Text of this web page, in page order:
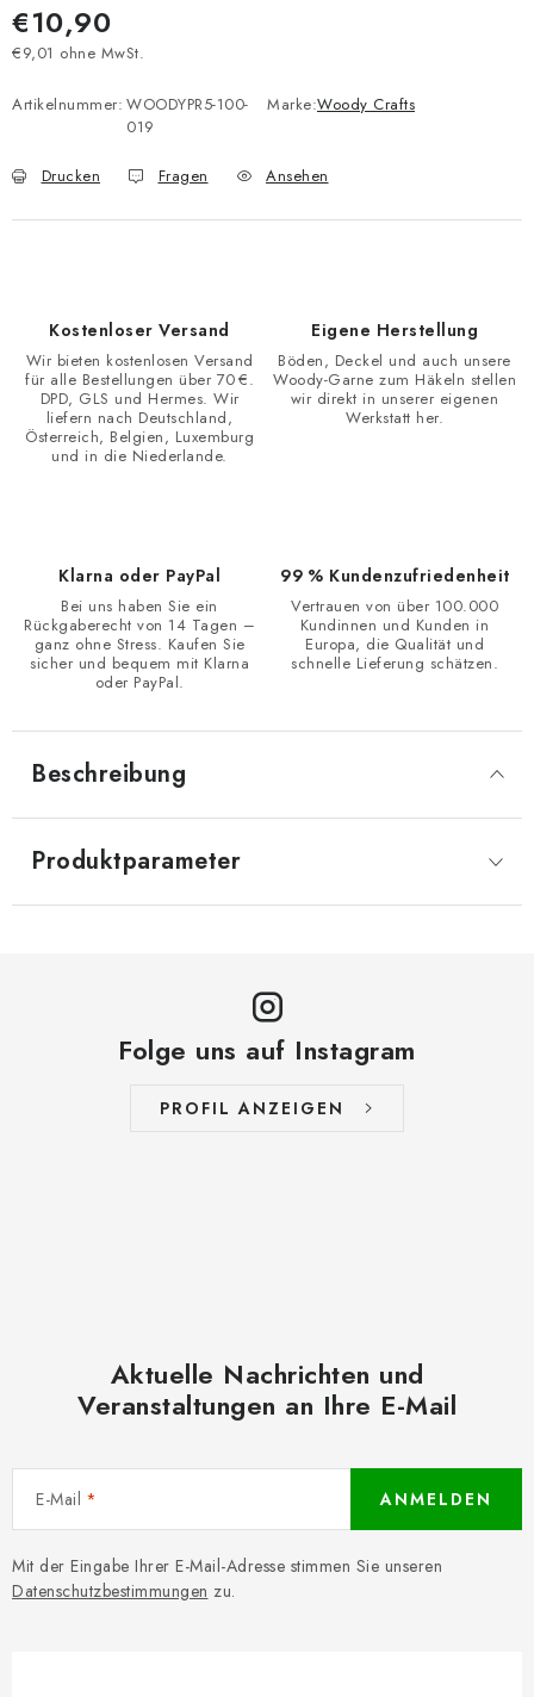
€10,90
€9,01 ohne MwSt.
Artikelnummer: WOODYPR5-100-
019
Marke:Woody Crafts
Drucken Fragen Ansehen
Kostenloser Versand
Wir bieten kostenlosen Versand
für alle Bestellungen über 70 €.
DPD, GLS und Hermes. Wir
liefern nach Deutschland,
Österreich, Belgien, Luxemburg
und in die Niederlande.
Eigene Herstellung
Böden, Deckel und auch unsere
Woody-Garne zum Häkeln stellen
wir direkt in unserer eigenen
Werkstatt her.
Klarna oder PayPal
Bei uns haben Sie ein
Rückgaberecht von 14 Tagen –
ganz ohne Stress. Kaufen Sie
sicher und bequem mit Klarna
oder PayPal.
99 % Kundenzufriedenheit
Vertrauen von über 100.000
Kundinnen und Kunden in
Europa, die Qualität und
schnelle Lieferung schätzen.
Beschreibung
Produktparameter
Folge uns auf Instagram
PROFIL ANZEIGEN
Aktuelle Nachrichten und
Veranstaltungen an Ihre E-Mail
E-Mail
Mit der Eingabe Ihrer E-Mail-Adresse stimmen Sie unseren
Datenschutzbestimmungen zu.
ANMELDEN